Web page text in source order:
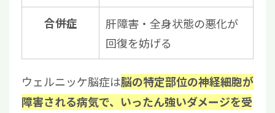
合併症
肝障害・全身状態の悪化が
回復を妨げる
ウェルニッケ脳症は脳の特定部位の神経細胞が
障害される病気で、いったん強いダメージを受